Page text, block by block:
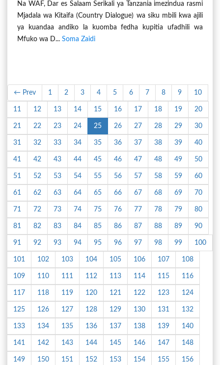
WA DUNIA KUKABILI UKIMWI, KIFUA
KIKUU NA MALARIA MZUNGUKO WA
NANE (GC8) WAZINDULIWA
Na WAF, Dar es Salaam Serikali ya Tanzania imezindua rasmi
Mjadala wa Kitaifa (Country Dialogue) wa siku mbili kwa ajili
ya kuandaa andiko la kuomba fedha kupitia ufadhili wa
Mfuko wa D... Soma Zaidi
← Prev 1 2 3 4 5 6 7 8 9 10
11 12 13 14 15 16 17 18 19 20
21 22 23 24 25 26 27 28 29 30
31 32 33 34 35 36 37 38 39 40
41 42 43 44 45 46 47 48 49 50
51 52 53 54 55 56 57 58 59 60
61 62 63 64 65 66 67 68 69 70
71 72 73 74 75 76 77 78 79 80
81 82 83 84 85 86 87 88 89 90
91 92 93 94 95 96 97 98 99 100
101 102 103 104 105 106 107 108
109 110 111 112 113 114 115 116
117 118 119 120 121 122 123 124
125 126 127 128 129 130 131 132
133 134 135 136 137 138 139 140
141 142 143 144 145 146 147 148
149 150 151 152 153 154 155 156